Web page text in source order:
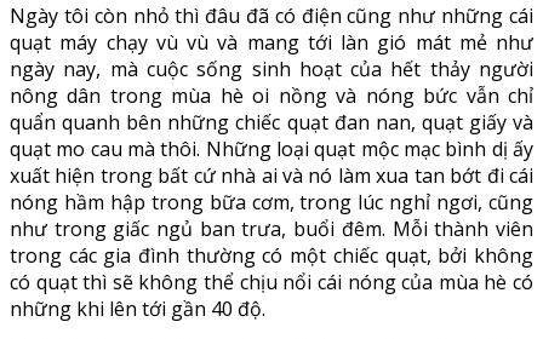
Ngày tôi còn nhỏ thì đâu đã có điện cũng như những cái
quạt máy chạy vù vù và mang tới làn gió mát mẻ như
ngày nay, mà cuộc sống sinh hoạt của hết thảy người
nông dân trong mùa hè oi nồng và nóng bức vẫn chỉ
quẩn quanh bên những chiếc quạt đan nan, quạt giấy và
quạt mo cau mà thôi. Những loại quạt mộc mạc bình dị ấy
xuất hiện trong bất cứ nhà ai và nó làm xua tan bớt đi cái
nóng hầm hập trong bữa cơm, trong lúc nghỉ ngơi, cũng
như trong giấc ngủ ban trưa, buổi đêm. Mỗi thành viên
trong các gia đình thường có một chiếc quạt, bởi không
có quạt thì sẽ không thể chịu nổi cái nóng của mùa hè có
những khi lên tới gần 40 độ.